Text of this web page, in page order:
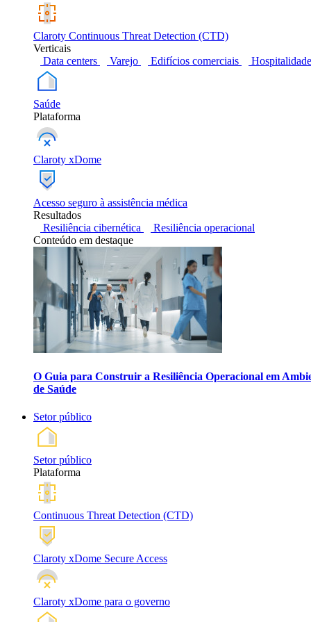
Claroty Continuous Threat Detection (CTD)
Verticais
Data centers
Varejo Edifícios comerciais Hospitalidade
Saúde
Plataforma
Claroty xDome
Acesso seguro à assistência médica
Resultados
Resiliência cibernética
Resiliência operacional
Conteúdo em destaque
O Guia para Construir a Resiliência Operacional em
de Saúde
Setor público
Setor público
Plataforma
Continuous Threat Detection (CTD)
Claroty xDome Secure Access
Claroty xDome para o governo